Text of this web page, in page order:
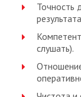
Точность
слушать).